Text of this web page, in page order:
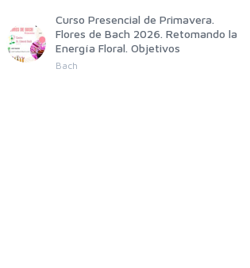
Curso Presencial de Primavera.
Flores de Bach 2026. Retomando la
Energía Floral. Objetivos
Bach